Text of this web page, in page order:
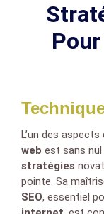
L’un des
web est sans
stratégies
pointe. Sa
SEO, essentiel